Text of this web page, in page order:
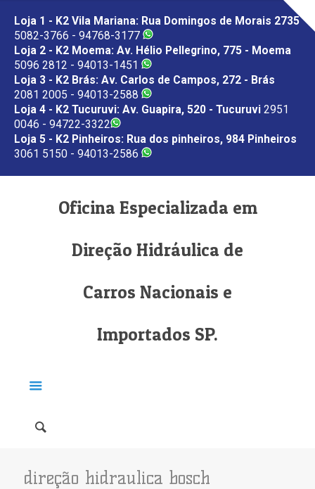
Loja 1 - K2 Vila Mariana: Rua Domingos de Morais 2735
5082-3766 - 94768-3177
Loja 2 - K2 Moema: Av. Hélio Pellegrino, 775 - Moema
5096 2812 - 94013-1451
Loja 3 - K2 Brás: Av. Carlos de Campos, 272 - Brás
2081 2005 - 94013-2588
Loja 4 - K2 Tucuruvi: Av. Guapira, 520 - Tucuruvi 2951
0046 - 94722-3322
Loja 5 - K2 Pinheiros: Rua dos pinheiros, 984 Pinheiros
3061 5150 - 94013-2586
Oficina Especializada em
Direção Hidráulica de
Carros Nacionais e
Importados SP.
direção hidraulica bosch